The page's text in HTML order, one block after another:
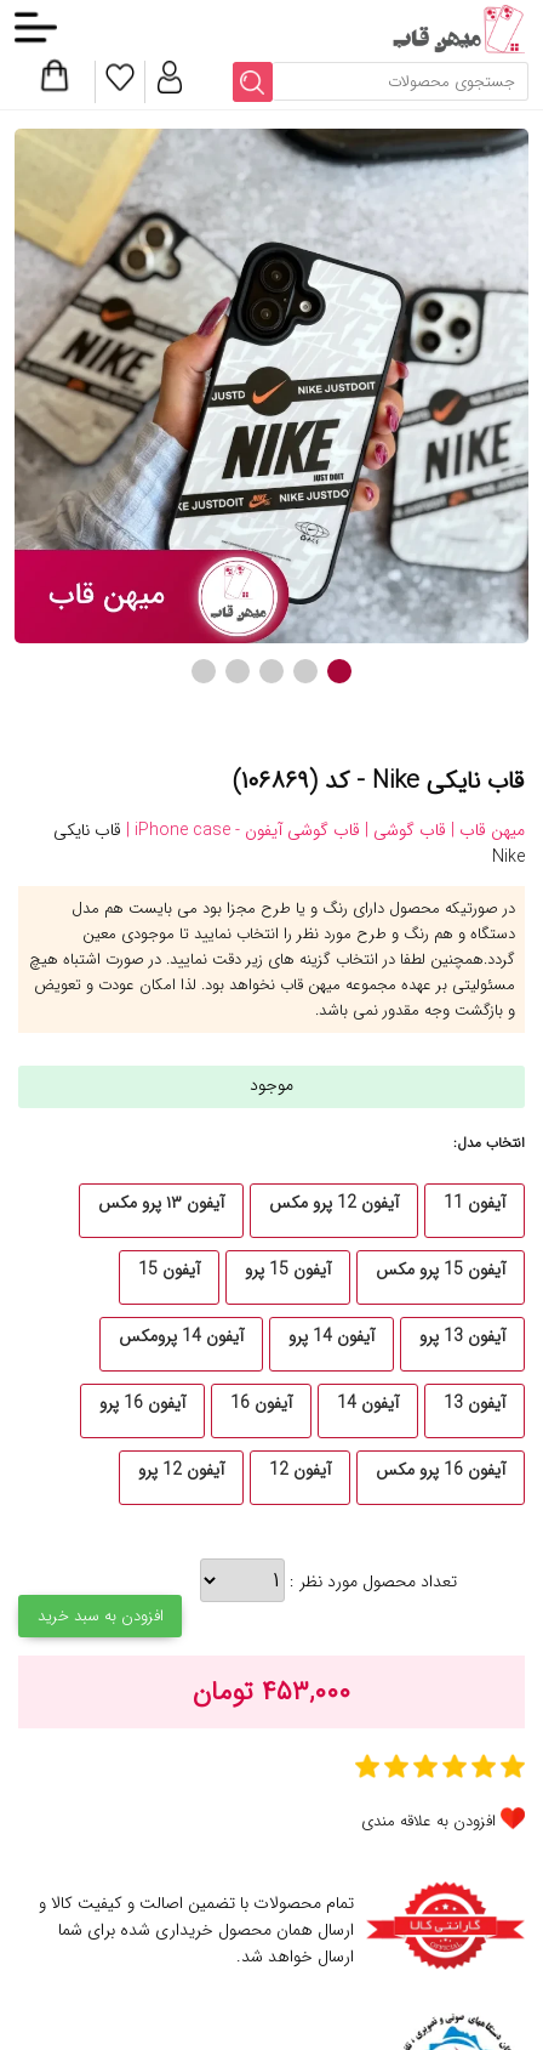
قاب نایکی Nike - کد (۱۰۶۸۶۹)
میهن قاب | قاب گوشی | قاب گوشی آیفون - iPhone case |
قاب نایکی
Nike
در صورتیکه محصول دارای رنگ و یا طرح مجزا بود می بایست هم مدل
دستگاه و هم رنگ و طرح مورد نظر را انتخاب نمایید تا موجودی معین
گردد.همچنین لطفا در انتخاب گزینه های زیر دقت نمایید. در صورت اشتباه هیچ
مسئولیتی بر عهده مجموعه میهن قاب نخواهد بود. لذا امکان عودت و تعویض
و بازگشت وجه مقدور نمی باشد.
موجود
انتخاب مدل:
آیفون 11 آیفون 12 پرو مکس آیفون ۱۳ پرو مکس
آیفون 15 پرو مکس آیفون 15 پرو آیفون 15
آیفون 13 پرو آیفون 14 پرو آیفون 14 پرومکس
آیفون 13 آیفون 14 آیفون 16 آیفون 16 پرو
آیفون 16 پرو مکس آیفون 12 آیفون 12 پرو
تعداد محصول مورد نظر :
افزودن به سبد خرید
۴۵۳,۰۰۰ تومان
افزودن به علاقه مندی
تمام محصولات با تضمین اصالت و کیفیت کالا و
ارسال همان محصول خریداری شده برای شما
ارسال خواهد شد.